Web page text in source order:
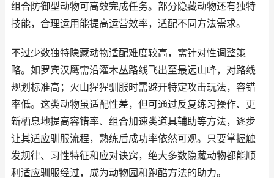
组合防御型动物可高效完成任务。部分隐藏动物还有独特
技能，合理运用能提高运营效率，适配不同方法需求。
不过少数独特隐藏动物适配难度较高，需针对性调整策
略。如罗宾汉鹰需沿灌木丛路线飞出至最远山峰，对路线
规划标准高；火山猩猩驯服时需避开特定攻击玩法，容错
率低。这类动物虽适配性差，但可通过反复练习操作、更
新栖息地提高容错率、组合加速类道具辅助等方法，逐步
让其适应驯服流程，熟练后成功率依然可观。只要掌握触
发规律、习性特征和应对诀窍，绝大多数隐藏动物都能顺
利适应驯服经过，成为动物园和跑酷方法的助力。